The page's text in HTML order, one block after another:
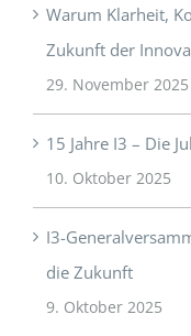
Warum Klarheit,
Zukunft der
29. November 2025
15 Jahre I3 – Die
10. Oktober 2025
I3-
die Zukunft
9. Oktober 2025